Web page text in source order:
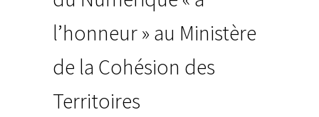
l’honneur » au Ministère
de la Cohésion des
Territoires